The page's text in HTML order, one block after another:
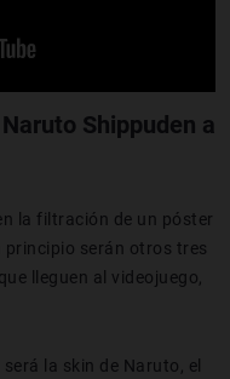
Shippuden a
la filtración de un póster
principio serán otros tres
lleguen al videojuego,
la skin de Naruto, el